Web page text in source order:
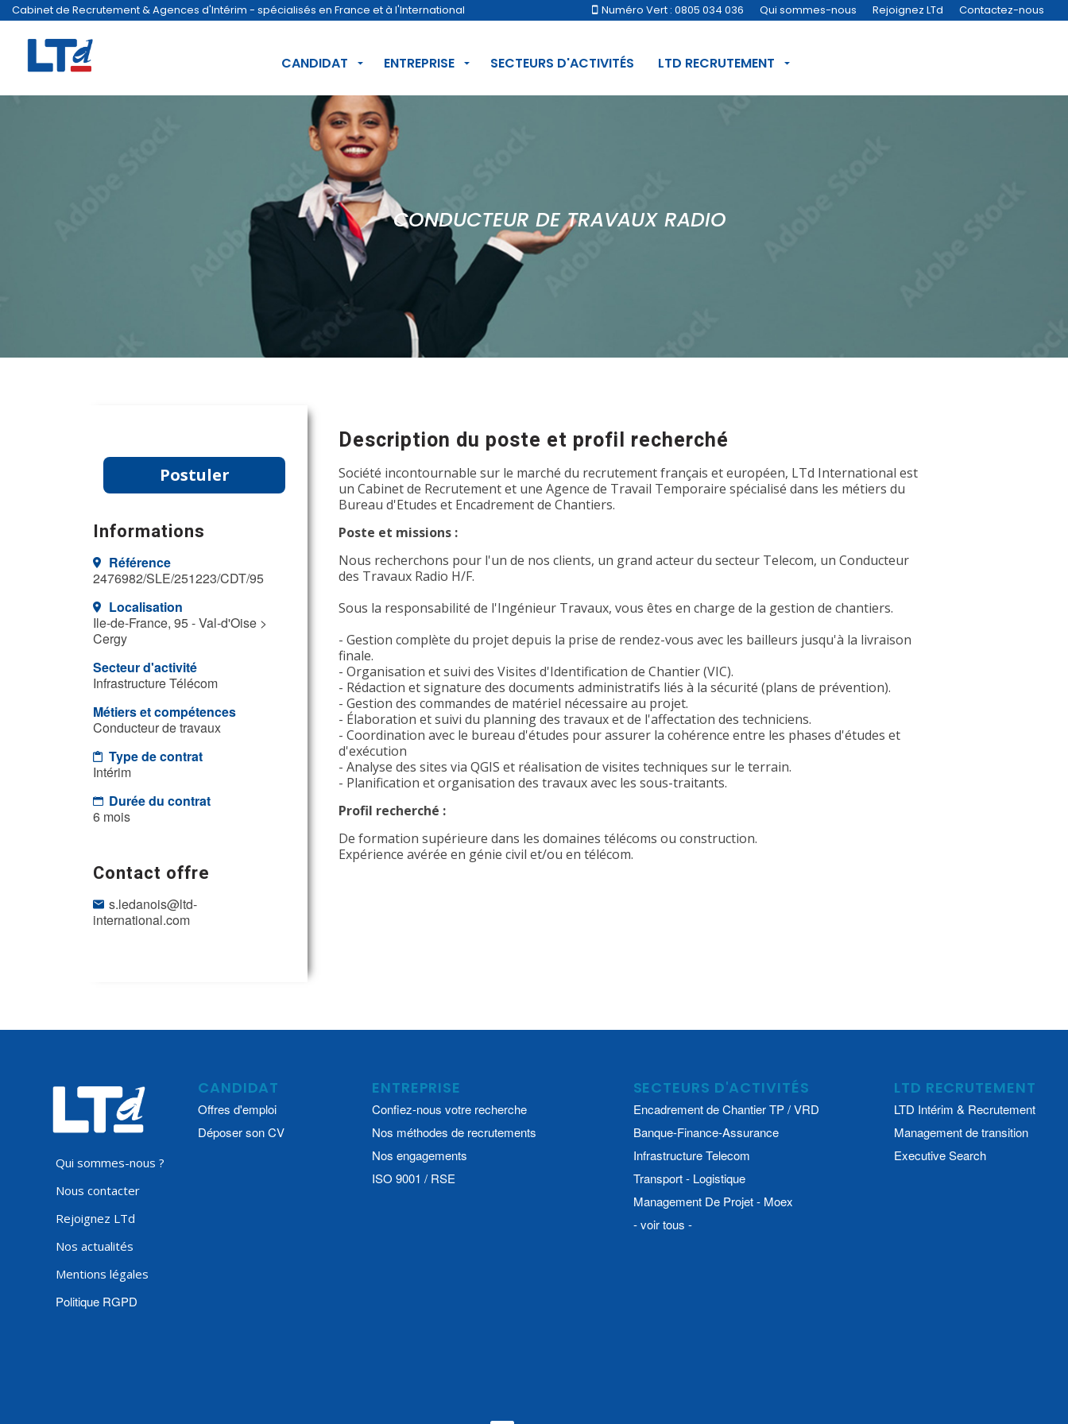
Cabinet de Recrutement & Agences d'Intérim - spécialisés en France et à l'International Numéro Vert : 0805 034 036 Qui sommes-nous Rejoignez LTd Contactez-nous
CANDIDAT ENTREPRISE SECTEURS D'ACTIVITÉS LTD RECRUTEMENT
CONDUCTEUR DE TRAVAUX RADIO
Postuler
Informations
Référence
2476982/SLE/251223/CDT/95
Localisation
Ile-de-France, 95 - Val-d'Oise >
Cergy
Secteur d'activité
Infrastructure Télécom
Métiers et compétences
Conducteur de travaux
Type de contrat
Intérim
Durée du contrat
6 mois
Contact offre
s.ledanois@ltd-
international.com
Description du poste et profil recherché
Société incontournable sur le marché du recrutement français et européen, LTd International est
un Cabinet de Recrutement et une Agence de Travail Temporaire spécialisé dans les métiers du
Bureau d'Etudes et Encadrement de Chantiers.
Poste et missions :
Nous recherchons pour l'un de nos clients, un grand acteur du secteur Telecom, un Conducteur
des Travaux Radio H/F.
Sous la responsabilité de l'Ingénieur Travaux, vous êtes en charge de la gestion de chantiers.
- Gestion complète du projet depuis la prise de rendez-vous avec les bailleurs jusqu'à la livraison
finale.
- Organisation et suivi des Visites d'Identification de Chantier (VIC).
- Rédaction et signature des documents administratifs liés à la sécurité (plans de prévention).
- Gestion des commandes de matériel nécessaire au projet.
- Élaboration et suivi du planning des travaux et de l'affectation des techniciens.
- Coordination avec le bureau d'études pour assurer la cohérence entre les phases d'études et
d'exécution
- Analyse des sites via QGIS et réalisation de visites techniques sur le terrain.
- Planification et organisation des travaux avec les sous-traitants.
Profil recherché :
De formation supérieure dans les domaines télécoms ou construction.
Expérience avérée en génie civil et/ou en télécom.
Qui sommes-nous ?
Nous contacter
Rejoignez LTd
Nos actualités
Mentions légales
Politique RGPD
CANDIDAT
Offres d'emploi
Déposer son CV
ENTREPRISE
Confiez-nous votre recherche
Nos méthodes de recrutements
Nos engagements
ISO 9001 / RSE
SECTEURS D'ACTIVITÉS
Encadrement de Chantier TP / VRD
Banque-Finance-Assurance
Infrastructure Telecom
Transport - Logistique
Management De Projet - Moex
- voir tous -
LTD RECRUTEMENT
LTD Intérim & Recrutement
Management de transition
Executive Search